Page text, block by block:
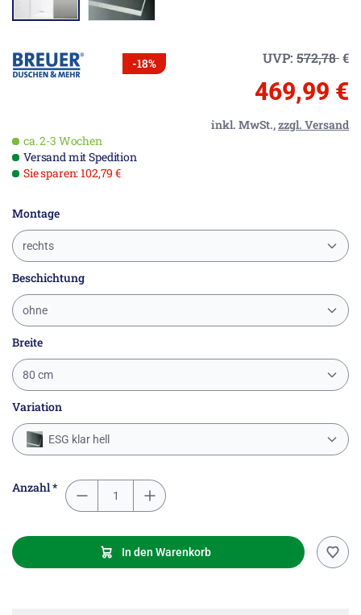
-18% UVP: 572,78€
469,99 €
inkl. MwSt.,zzgl. Versand
ca. 2-3 Wochen
Versand mit Spedition
Sie sparen: 102,79 €
Montage
rechts
Beschichtung
ohne
Breite
80 cm
Variation
ESG klar hell
Anzahl *
In den Warenkorb